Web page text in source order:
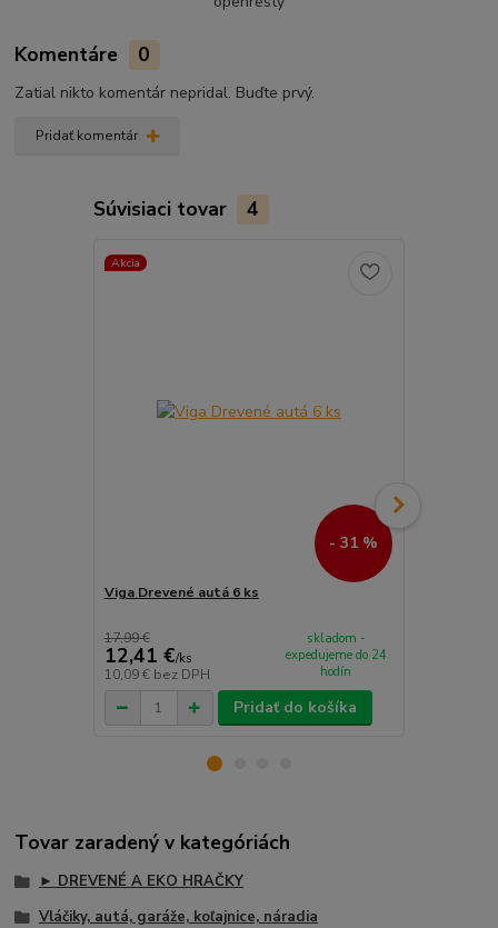
Komentáre 0
Zatial nikto komentár nepridal. Buďte prvý.
Pridať komentár
Súvisiaci tovar 4
Akcia
- 31 %
Viga Drevené autá 6 ks
17,99 €
12,41 €/ks
10,09 € bez DPH
skladom -
expedujeme do 24
hodín
Pridať do košíka
Tovar zaradený v kategóriách
► DREVENÉ A EKO HRAČKY
Vláčiky, autá, garáže, koľajnice, náradia